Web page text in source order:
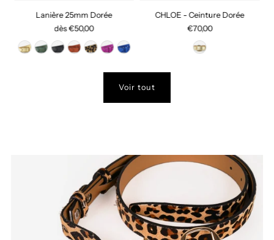
Lanière 25mm Dorée
dès €50,00
CHLOE - Ceinture Dorée
€70,00
Voir tout